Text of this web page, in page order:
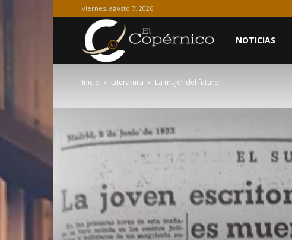
viernes, agosto 7, 2026
NOTICIAS
Inicio Literatura La mujer del futuro